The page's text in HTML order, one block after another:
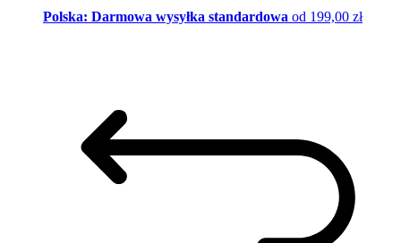
Polska: Darmowa wysyłka standardowa od 199,00 zł